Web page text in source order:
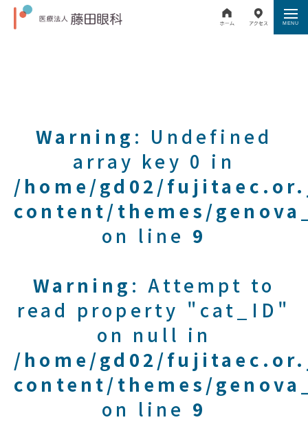
Warning : Undefined
array key 0 in
/home/gd02/
content/themes/
on line 9
Warning : Attempt to
read property "cat_ID"
on null in
/home/gd02/
content/themes/
on line 9